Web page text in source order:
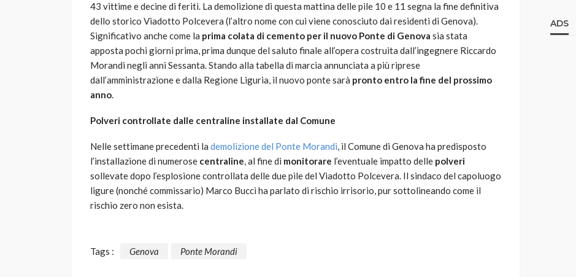
43 vittime e decine di feriti. La demolizione di questa mattina delle pile 10 e 11 segna la fine definitiva
dello storico Viadotto Polcevera (l’altro nome con cui viene conosciuto dai residenti di Genova).
Significativo anche come la prima colata di cemento per il nuovo Ponte di Genova sia stata
apposta pochi giorni prima, prima dunque del saluto finale all’opera costruita dall’ingegnere Riccardo
Morandi negli anni Sessanta. Stando alla tabella di marcia annunciata a più riprese
dall’amministrazione e dalla Regione Liguria, il nuovo ponte sarà pronto entro la fine del prossimo
anno.
Polveri controllate dalle centraline installate dal Comune
Nelle settimane precedenti la demolizione del Ponte Morandi, il Comune di Genova ha predisposto
l’installazione di numerose centraline, al fine di monitorare l’eventuale impatto delle polveri
sollevate dopo l’esplosione controllata delle due pile del Viadotto Polcevera. Il sindaco del capoluogo
ligure (nonché commissario) Marco Bucci ha parlato di rischio irrisorio, pur sottolineando come il
rischio zero non esista.
Tags : Genova Ponte Morandi
ADS